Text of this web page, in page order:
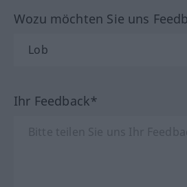
Wozu möchten Sie uns
Ihr Feedback*